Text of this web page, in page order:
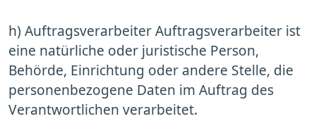
h) Auftragsverarbeiter Auftragsverarbeiter ist
eine natürliche oder juristische Person,
Behörde, Einrichtung oder andere Stelle, die
personenbezogene Daten im Auftrag des
Verantwortlichen verarbeitet.